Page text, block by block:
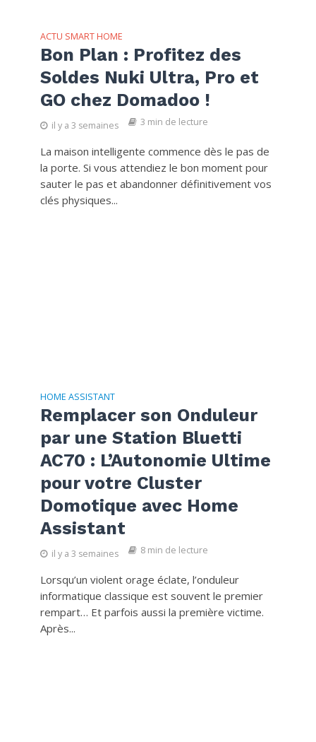
ACTU SMART HOME
Bon Plan : Profitez des
Soldes Nuki Ultra, Pro et
GO chez Domadoo !
il y a 3 semaines 3 min de lecture
La maison intelligente commence dès le pas de
la porte. Si vous attendiez le bon moment pour
sauter le pas et abandonner définitivement vos
clés physiques...
HOME ASSISTANT
Remplacer son Onduleur
par une Station Bluetti
AC70 : L’Autonomie Ultime
pour votre Cluster
Domotique avec Home
Assistant
il y a 3 semaines 8 min de lecture
Lorsqu’un violent orage éclate, l’onduleur
informatique classique est souvent le premier
rempart… Et parfois aussi la première victime.
Après...